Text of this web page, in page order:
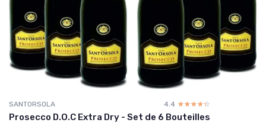
SANTORSOLA 4.4 ☆☆☆☆☆
★★★★★
Prosecco D.O.C Extra Dry - Set de 6 Bouteilles